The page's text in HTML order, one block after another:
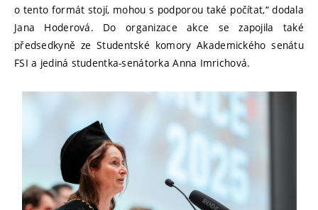
o tento formát stojí, mohou s podporou také počítat,“ dodala
Jana Hoderová. Do organizace akce se zapojila také
předsedkyně ze Studentské komory Akademického senátu
FSI a jediná studentka-senátorka Anna Imrichová.